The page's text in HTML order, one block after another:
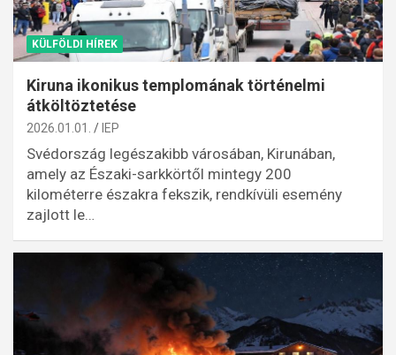
KÜLFÖLDI HÍREK
Kiruna ikonikus templomának történelmi
átköltöztetése
2026.01.01. IEP
Svédország legészakibb városában, Kirunában,
amely az Északi-sarkkörtől mintegy 200
kilométerre északra fekszik, rendkívüli esemény
zajlott le…